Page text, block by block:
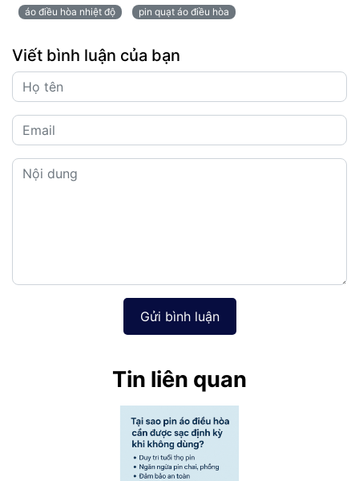
áo điều hòa nhiệt độ pin quạt áo điều hòa
Viết bình luận của bạn
Gửi bình luận
Tin liên quan